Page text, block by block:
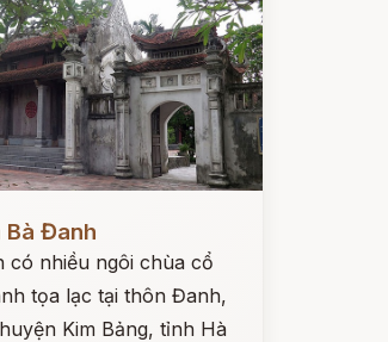
Đanh
có nhiều ngôi chùa cổ
tọa lạc tại thôn Đanh,
Kim Bảng, tỉnh Hà